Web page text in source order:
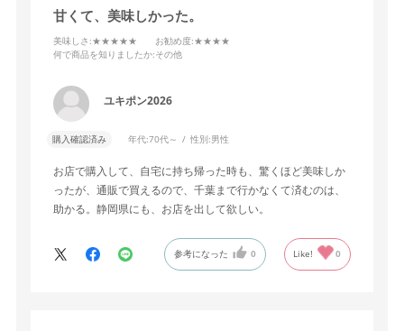
甘くて、美味しかった。
美味しさ :★★★★★ お勧め度:★★★★
何で商品を知りましたか:その他
ユキポン2026
購入確認済み 年代:70代～ 性別:男性
お店で購入して、自宅に持ち帰った時も、驚くほど美味しか
ったが、通販で買えるので、千葉まで行かなくて済むのは、
助かる。静岡県にも、お店を出して欲しい。
参考になった 0 Like! 0